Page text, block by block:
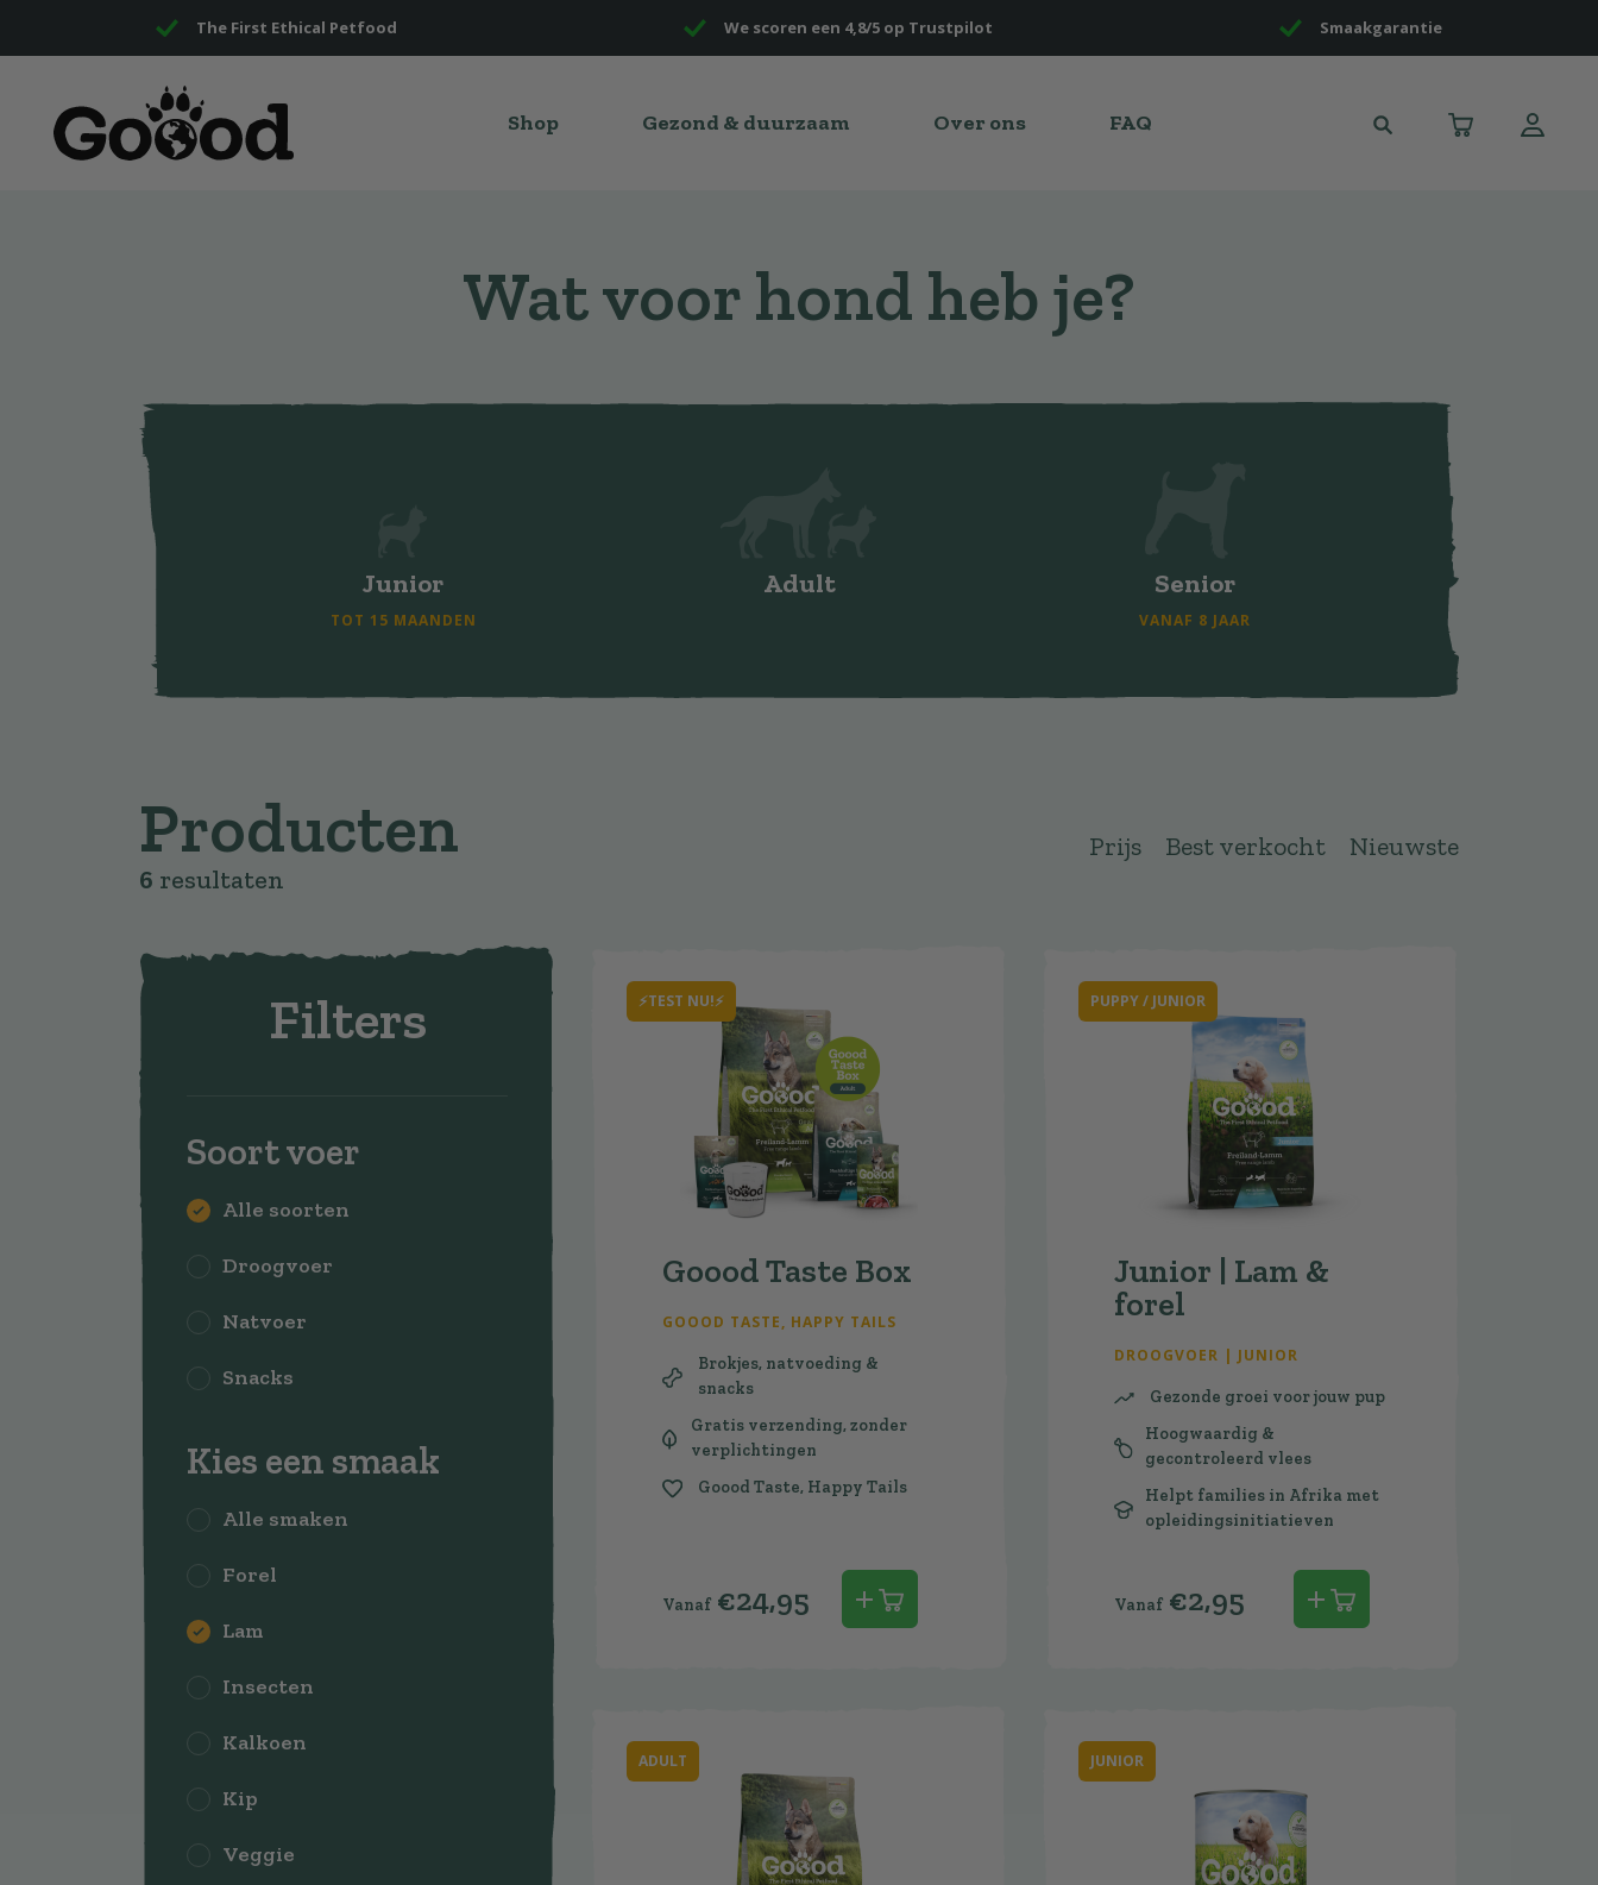
The First Ethical Petfood We scoren een 4,8/5 op Trustpilot Smaakgarantie
Shop Gezond & duurzaam Over ons FAQ
Wat voor hond heb je?
Junior
TOT 15 MAANDEN
Adult Senior
VANAF 8 JAAR
Producten
6 resultaten
Prijs Best verkocht Nieuwste
Filters
Soort voer
Alle soorten
Droogvoer
Natvoer
Snacks
Kies een smaak
Alle smaken
Forel
Lam
Insecten
Kalkoen
Kip
Veggie
⚡️TEST NU!⚡️
Goood Taste Box
GOOOD TASTE, HAPPY TAILS
Brokjes, natvoeding &
snacks
Gratis verzending, zonder
verplichtingen
Goood Taste, Happy Tails
€24,95
PUPPY / JUNIOR
Junior | Lam &
forel
DROOGVOER | JUNIOR
Gezonde groei voor jouw pup
Hoogwaardig &
gecontroleerd vlees
Helpt families in Afrika met
opleidingsinitiatieven
€2,95
ADULT JUNIOR